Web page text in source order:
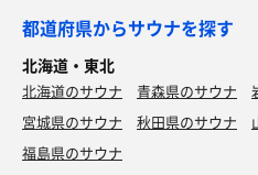
都道府県からサウナを探す
北海道・東北
北海道のサウナ 青森県のサウナ
宮城県のサウナ
秋田県のサウナ
福島県のサウナ